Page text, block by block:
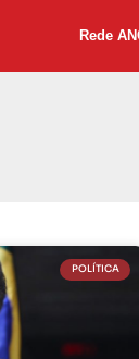
Rede
POLÍTICA